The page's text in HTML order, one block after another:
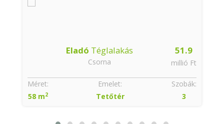
51.9
millió Ft
Eladó Téglalakás
Csorna
Szobák:
3
Méret:
58 m2
Emelet:
Tetőtér